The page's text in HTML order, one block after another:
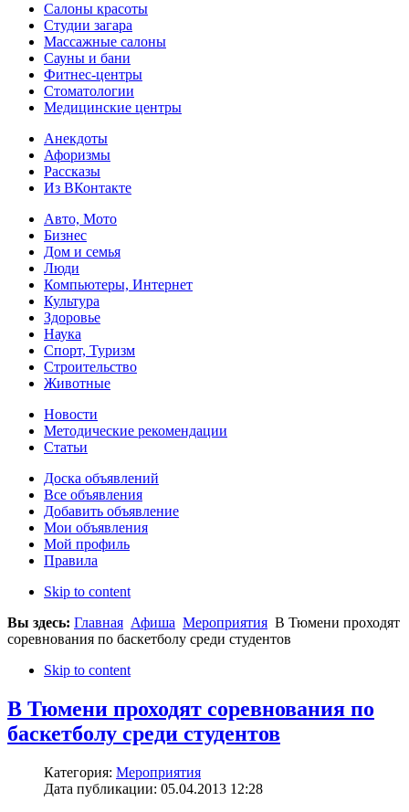
Салоны красоты
Студии загара
Массажные салоны
Сауны и бани
Фитнес-центры
Стоматологии
Медицинские центры
Анекдоты
Афоризмы
Рассказы
Из ВКонтакте
Авто, Мото
Бизнес
Дом и семья
Люди
Компьютеры, Интернет
Культура
Здоровье
Наука
Спорт, Туризм
Строительство
Животные
Новости
Методические рекомендации
Статьи
Доска объявлений
Все объявления
Добавить объявление
Мои объявления
Мой профиль
Правила
Skip to content
Вы здесь: Главная Афиша Мероприятия В Тюмени проходят
соревнования по баскетболу среди студентов
Skip to content
В Тюмени проходят соревнования по
баскетболу среди студентов
Категория: Мероприятия
Дата публикации: 05.04.2013 12:28